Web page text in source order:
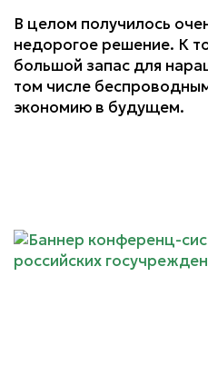
В целом получилось
недорогое решение. К
большой запас для
том числе
экономию в будущем.